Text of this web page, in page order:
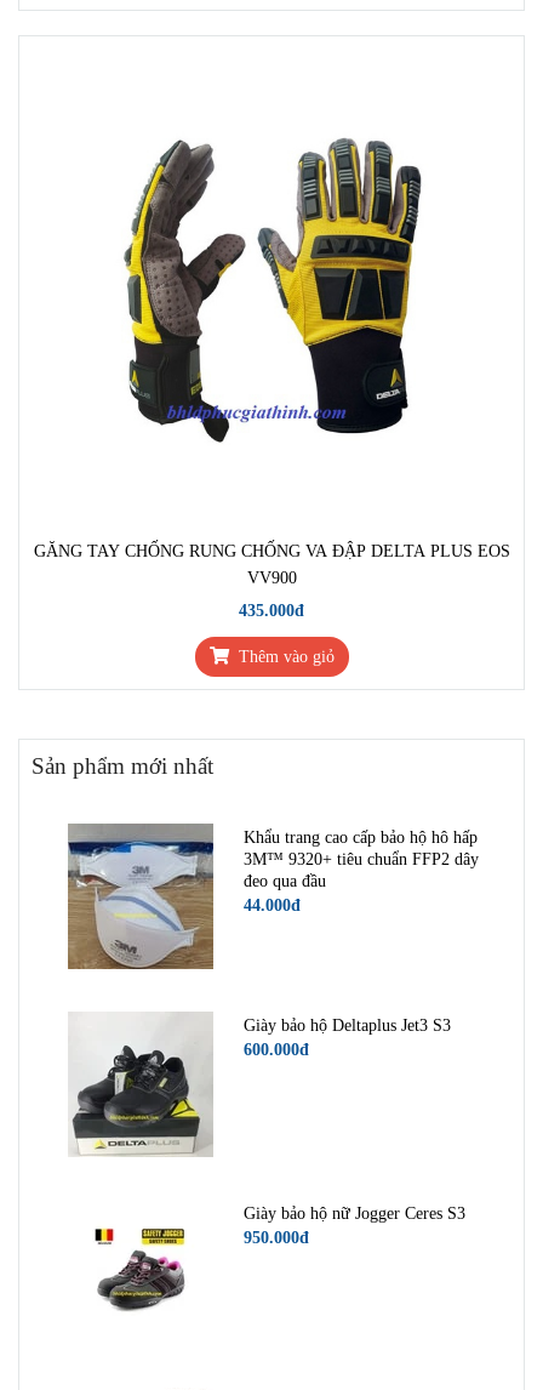
GĂNG TAY CHỐNG RUNG CHỐNG VA ĐẬP DELTA PLUS EOS
VV900
435.000đ
Thêm vào giỏ
Sản phẩm mới nhất
Khẩu trang cao cấp bảo hộ hô hấp
3M™ 9320+ tiêu chuẩn FFP2 dây
đeo qua đầu
44.000đ
Giày bảo hộ Deltaplus Jet3 S3
600.000đ
Giày bảo hộ nữ Jogger Ceres S3
950.000đ